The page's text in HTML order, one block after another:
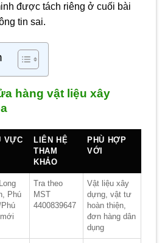
được tách riêng ở cuối bài
tin sai.
hàng vật liệu xây
VỰC
LIÊN HỆ
THAM
KHẢO
PHÙ HỢP
VỚI
Phú
Phú
Tra theo
MST
4400839647
Vật liệu xây
dựng, vật tư
hoàn thiện,
đơn hàng dân
dụng